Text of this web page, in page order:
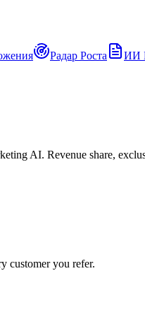
Радар Роста ИИ
AI. Revenue share,
customer you refer.